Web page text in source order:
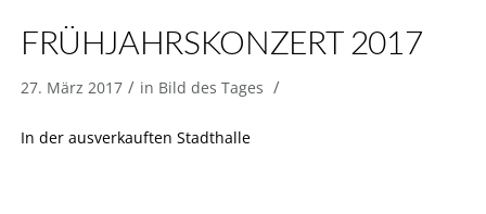
FRÜHJAHRSKONZERT 2017
27. März 2017 / in Bild des Tages /
In der ausverkauften Stadthalle